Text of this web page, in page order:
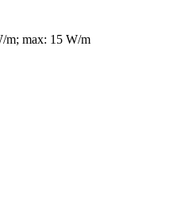
m; max: 15 W/m